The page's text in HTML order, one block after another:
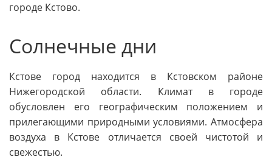
городе Кстово.
Солнечные дни
Кстове город находится в Кстовском районе
Нижегородской области. Климат в городе
обусловлен его географическим положением и
прилегающими природными условиями. Атмосфера
воздуха в Кстове отличается своей чистотой и
свежестью.